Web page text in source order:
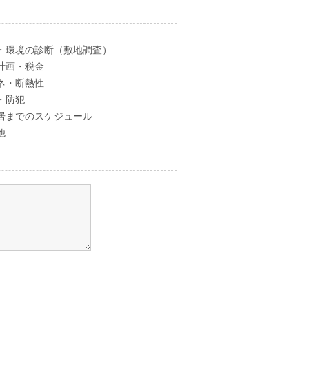
環境の診断（敷地調査）
画・税金
・断熱性
防犯
までのスケジュール